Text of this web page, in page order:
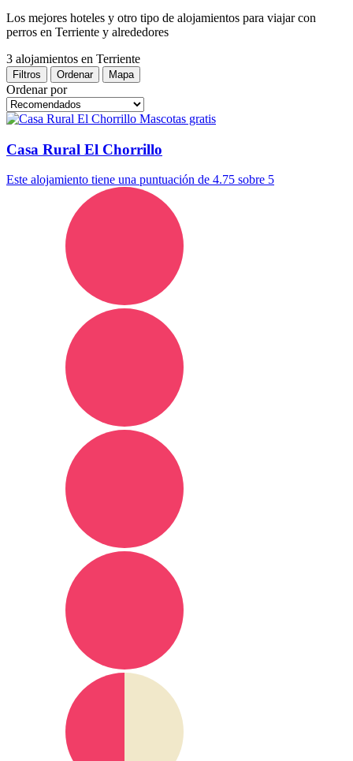
Los mejores hoteles y otro tipo de alojamientos para viajar con
perros en Terriente y alrededores
3 alojamientos en Terriente
Filtros Ordenar Mapa
Ordenar por
Mascotas gratis
Casa Rural El Chorrillo
Este alojamiento tiene una puntuación de 4.75 sobre 5